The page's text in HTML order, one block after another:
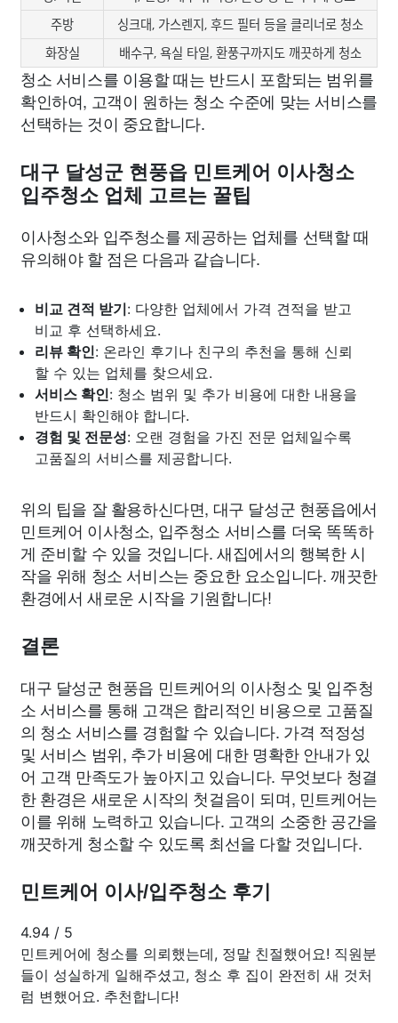
주방
싱크대, 가스렌지, 후드 필터 등을 클리너로 청소
화장실
배수구, 욕실 타일, 환풍구까지도 깨끗하게 청소
청소 서비스를 이용할 때는 반드시 포함되는 범위를
확인하여, 고객이 원하는 청소 수준에 맞는 서비스를
선택하는 것이 중요합니다.
대구 달성군 현풍읍 민트케어 이사청소
입주청소 업체 고르는 꿀팁
이사청소와 입주청소를 제공하는 업체를 선택할 때
유의해야 할 점은 다음과 같습니다.
비교 견적 받기: 다양한 업체에서 가격 견적을 받고
비교 후 선택하세요.
리뷰 확인: 온라인 후기나 친구의 추천을 통해 신뢰
할 수 있는 업체를 찾으세요.
서비스 확인: 청소 범위 및 추가 비용에 대한 내용을
반드시 확인해야 합니다.
경험 및 전문성: 오랜 경험을 가진 전문 업체일수록
고품질의 서비스를 제공합니다.
위의 팁을 잘 활용하신다면, 대구 달성군 현풍읍에서
민트케어 이사청소, 입주청소 서비스를 더욱 똑똑하
게 준비할 수 있을 것입니다. 새집에서의 행복한 시
작을 위해 청소 서비스는 중요한 요소입니다. 깨끗한
환경에서 새로운 시작을 기원합니다!
결론
대구 달성군 현풍읍 민트케어의 이사청소 및 입주청
소 서비스를 통해 고객은 합리적인 비용으로 고품질
의 청소 서비스를 경험할 수 있습니다. 가격 적정성
및 서비스 범위, 추가 비용에 대한 명확한 안내가 있
어 고객 만족도가 높아지고 있습니다. 무엇보다 청결
한 환경은 새로운 시작의 첫걸음이 되며, 민트케어는
이를 위해 노력하고 있습니다. 고객의 소중한 공간을
깨끗하게 청소할 수 있도록 최선을 다할 것입니다.
민트케어 이사/입주청소 후기
4.94 / 5
민트케어에 청소를 의뢰했는데, 정말 친절했어요! 직원분
들이 성실하게 일해주셨고, 청소 후 집이 완전히 새 것처
럼 변했어요. 추천합니다!